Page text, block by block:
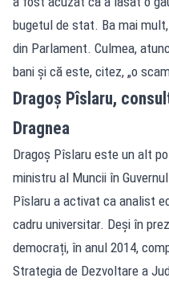
bugetul de stat. Ba mai
din Parlament. Culmea,
bani și că este, citez, „o
Dragoș Pîslaru,
Dragnea
Dragoș Pîslaru este un alt
ministru al Muncii în
Pîslaru a activat ca analist
cadru universitar. Deși în
democrați, în anul 2014,
Strategia de Dezvoltare a